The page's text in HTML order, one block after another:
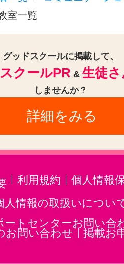
室一覧
グッドスクールに掲載して、
クールPR & 生徒
しませんか？
詳細をみる
利用規約
個人情報
人情報の取扱いについ
ートセンターお問い合
お問い合わせ
掲載お